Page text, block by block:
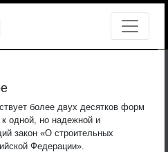
более двух десятков форм
одной, но надежной и
закон «О строительных
Федерации».